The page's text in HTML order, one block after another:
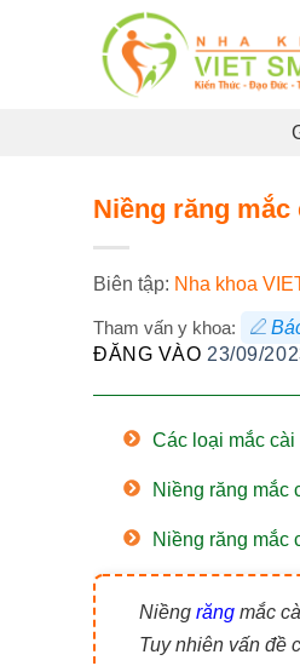
Niềng răng
Biên tập: Nha khoa
Tham vấn y khoa:
ĐĂNG VÀO 23/09/
Các loại mắc
Niềng răng mắc
Niềng răng mắc
Niềng răng mắc
Tuy nhiên vấn đề